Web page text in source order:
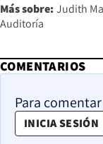
Más sobre: Judith
Auditoría
COMENTARIOS
Para
INICIA SESIÓN